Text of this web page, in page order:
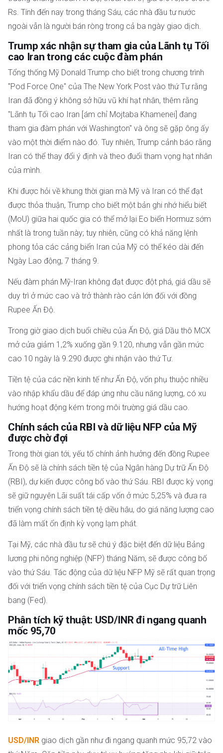
Rs. Tính đến nay trong tháng Sáu, các nhà đầu tư nước
ngoài vẫn là người bán ròng trong cả ba ngày giao dịch.
Trump xác nhận sự tham gia của Lãnh tụ Tối
cao Iran trong các cuộc đàm phán
Tổng thống Mỹ Donald Trump cho biết trong chương trình
"Pod Force One" của The New York Post vào thứ Tư rằng
Iran đã đồng ý không sở hữu vũ khí hạt nhân, thêm rằng
"Lãnh tụ Tối cao Iran [ám chỉ Mojtaba Khamenei] đang
tham gia đàm phán với Washington" và ông sẽ gặp ông ấy
vào một thời điểm nào đó. Tuy nhiên, Trump cảnh báo rằng
Iran có thể thay đổi ý định và theo đuổi tham vọng hạt nhân
của mình.
Khi được hỏi về khung thời gian mà Mỹ và Iran có thể đạt
được thỏa thuận, Trump cho biết một bản ghi nhớ hiểu biết
(MoU) giữa hai quốc gia có thể mở lại Eo biển Hormuz sớm
nhất là trong tuần này; tuy nhiên, cũng có khả năng lệnh
phong tỏa các cảng biển Iran của Mỹ có thể kéo dài đến
Ngày Lao động, 7 tháng 9.
Nếu đàm phán Mỹ-Iran không đạt được đột phá, giá dầu sẽ
duy trì ở mức cao và trở thành rào cản lớn đối với đồng
Rupee Ấn Độ.
Trong giờ giao dịch buổi chiều của Ấn Độ, giá Dầu thô MCX
mở cửa giảm 1,2% xuống gần 9.120, nhưng vẫn gần mức
cao 10 ngày là 9.290 được ghi nhận vào thứ Tư.
Tiền tệ của các nền kinh tế như Ấn Độ, vốn phụ thuộc nhiều
vào nhập khẩu dầu để đáp ứng nhu cầu năng lượng, có xu
hướng hoạt động kém trong môi trường giá dầu cao.
Chính sách của RBI và dữ liệu NFP của Mỹ
được chờ đợi
Trong thời gian tới, yếu tố chính ảnh hưởng đến đồng Rupee
Ấn Độ sẽ là chính sách tiền tệ của Ngân hàng Dự trữ Ấn Độ
(RBI), dự kiến được công bố vào thứ Sáu. RBI được kỳ vọng
sẽ giữ nguyên Lãi suất tái cấp vốn ở mức 5,25% và đưa ra
triển vọng chính sách tiền tệ diều hâu, do giá năng lượng cao
đã làm mất ổn định kỳ vọng lạm phát.
Tại Mỹ, các nhà đầu tư sẽ chú ý đặc biệt đến dữ liệu Bảng
lương phi nông nghiệp (NFP) tháng Năm, sẽ được công bố
vào thứ Sáu. Tác động của dữ liệu NFP Mỹ sẽ rất quan trọng
đối với triển vọng chính sách tiền tệ của Cục Dự trữ Liên
bang (Fed).
Phân tích kỹ thuật: USD/INR đi ngang quanh
mốc 95,70
USD/INR giao dịch gần như đi ngang quanh mức 95,72 vào